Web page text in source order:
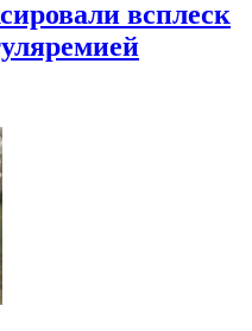
всплеск